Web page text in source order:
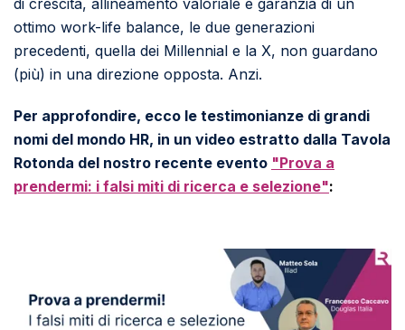
di crescita, allineamento valoriale e garanzia di un
ottimo work-life balance, le due generazioni
precedenti, quella dei Millennial e la X, non guardano
(più) in una direzione opposta. Anzi.
Per approfondire, ecco le testimonianze di grandi
nomi del mondo HR, in un video estratto dalla Tavola
Rotonda del nostro recente evento "Prova a
prendermi: i falsi miti di ricerca e selezione":